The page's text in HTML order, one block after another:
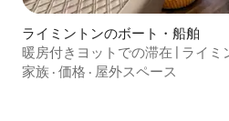
ライミントンのボート・船舶
暖房付きヨットでの滞在 | ライミ
家族 · 価格 · 屋外スペース